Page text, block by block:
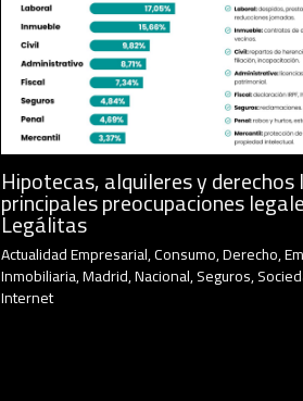
Hipotecas, alquileres y
principales preocupaciones
Legálitas
Actualidad Empresarial,Consumo,Derecho,
Inmobiliaria,Madrid,Nacional,Seguros,
Internet